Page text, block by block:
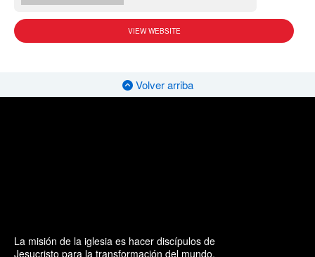
VIEW WEBSITE
Volver arriba
La misión de la iglesia es hacer discípulos de
Jesucristo para la transformación del mundo.